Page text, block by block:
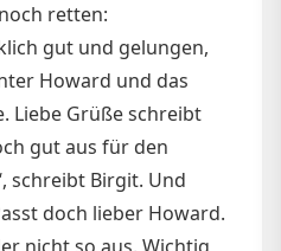
retten:
gut und gelungen,
Howard und das
Liebe Grüße schreibt
gut aus für den
schreibt Birgit. Und
doch lieber Howard.